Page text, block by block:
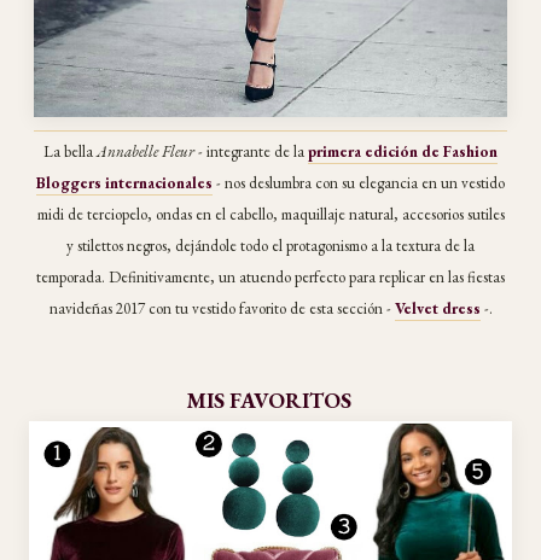
La bellaAnnabelle Fleur- integrante de laprimera edición de Fashion
Bloggers internacionales - nos deslumbra con su elegancia en un vestido
midi de terciopelo, ondas en el cabello, maquillaje natural, accesorios sutiles
y stilettos negros, dejándole todo el protagonismo a la textura de la
temporada. Definitivamente, un atuendo perfecto para replicar en las fiestas
navideñas 2017 con tu vestido favorito de esta sección - Velvet dress -.
MIS FAVORITOS